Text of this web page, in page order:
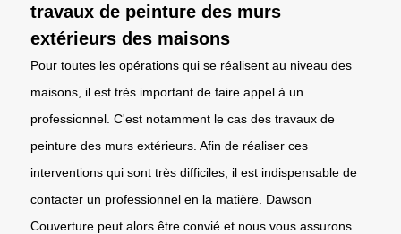
travaux de peinture des murs
extérieurs des maisons
Pour toutes les opérations qui se réalisent au niveau des
maisons, il est très important de faire appel à un
professionnel. C'est notamment le cas des travaux de
peinture des murs extérieurs. Afin de réaliser ces
interventions qui sont très difficiles, il est indispensable de
contacter un professionnel en la matière. Dawson
Couverture peut alors être convié et nous vous assurons